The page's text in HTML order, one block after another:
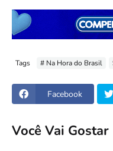
Tags # Na Hora do Brasil
Facebook
Você Vai Gostar